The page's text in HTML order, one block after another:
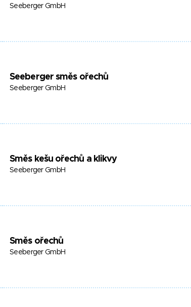
Seeberger GmbH
Seeberger směs ořechů
Seeberger GmbH
Směs kešu ořechů a klikvy
Seeberger GmbH
Směs ořechů
Seeberger GmbH